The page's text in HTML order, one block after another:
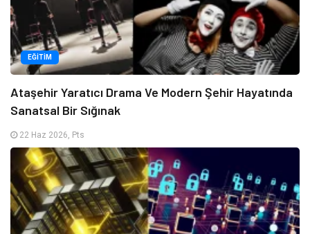
EĞITIM
Ataşehir Yaratıcı Drama Ve Modern Şehir Hayatında
Sanatsal Bir Sığınak
22 Haz 2026, Pts